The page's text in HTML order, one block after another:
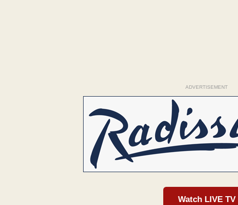
ADVERTISEMENT
Watch LIVE TV